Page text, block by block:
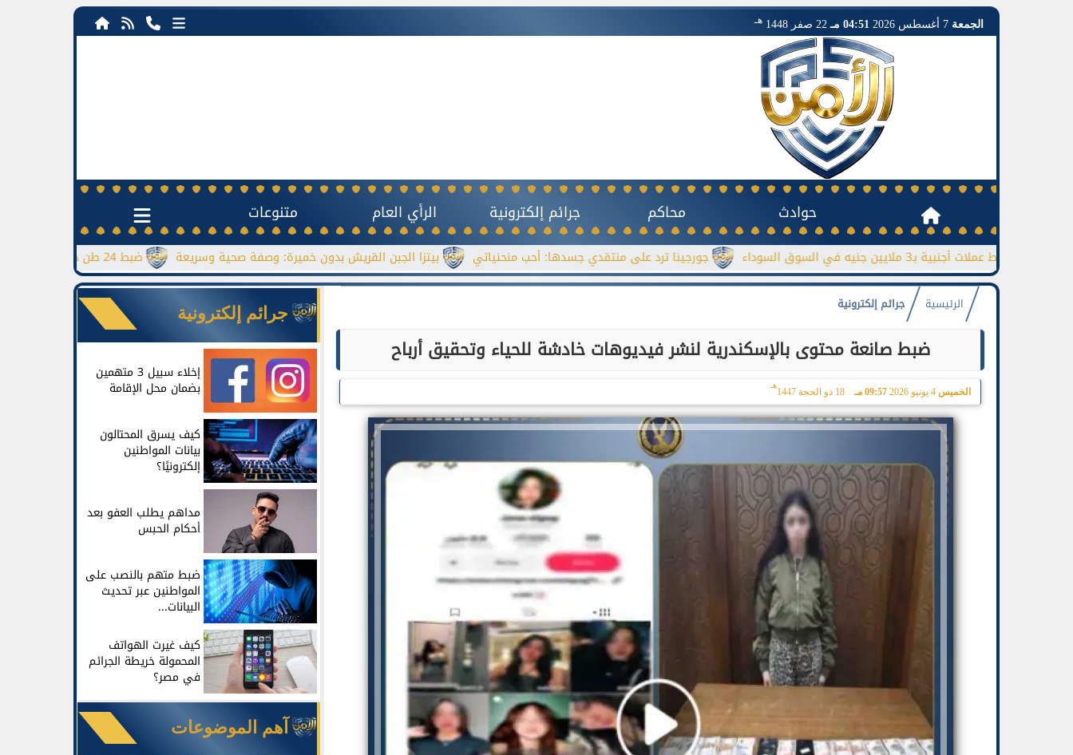
الجمعة 04:51 مـ 22 صفر 1448 هـ
حوادث محاكم جرائم إلكترونية الرأي العام متنوعات
ضبط 24 طن دقيق مدعم قبل بيعها بالسوق السوداء بيتزا الجبن القريش بدون خميرة: وصفة صحية وسريعة جورجينا ترد على منتقدي جسدها: أحب منحنياتي ضبط عملات أجنبية بـ3 ملايين جنيه في السوق السوداء
الرئيسية جرائم إلكترونية
ضبط صانعة محتوى بالإسكندرية لنشر فيديوهات خادشة للحياء وتحقيق أرباح
الخميس 4 يونيو 2026 09:57 مـ 18 ذو الحجة 1447
هـ
جرائم إلكترونية
إخلاء سبيل 3 متهمين
بضمان محل الإقامة
كيف يسرق المحتالون
بيانات المواطنين
إلكترونيًا؟
مداهم يطلب العفو بعد
أحكام الحبس
ضبط متهم بالنصب على
المواطنين عبر تحديث
البيانات...
كيف غيرت الهواتف
المحمولة خريطة الجرائم
في مصر؟
آهم الموضوعات